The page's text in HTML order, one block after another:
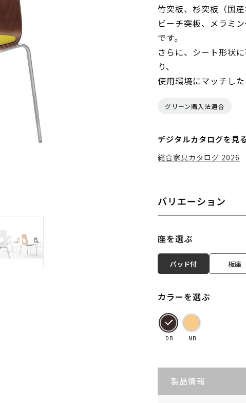
竹突板、杉突板（国
ビーチ突板、メラミ
です。
さらに、シート形状
り、
使用環境にマッチし
グリーン購入法適合
デジタルカタログを見
総合家具カタログ 2026
バリエーション
座を選ぶ
パッド付 板座
カラーを選ぶ
DB NB
製品情報